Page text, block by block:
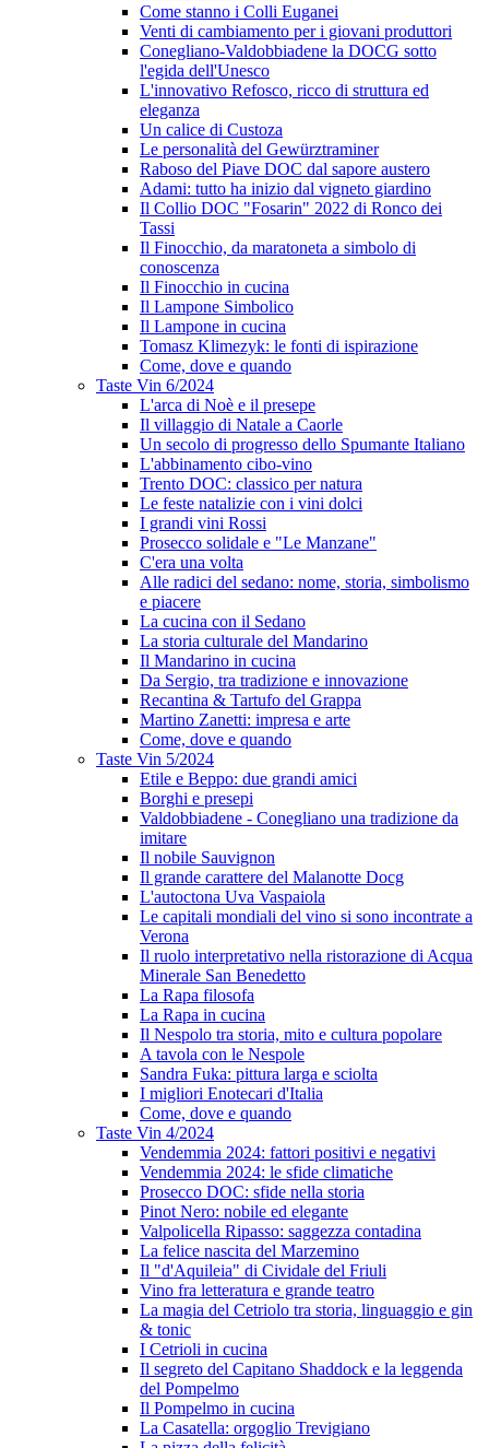
Come stanno i Colli Euganei
Venti di cambiamento per i giovani produttori
Conegliano-Valdobbiadene la DOCG sotto
l'egida dell'Unesco
L'innovativo Refosco, ricco di struttura ed
eleganza
Un calice di Custoza
Le personalità del Gewürztraminer
Raboso del Piave DOC dal sapore austero
Adami: tutto ha inizio dal vigneto giardino
Il Collio DOC "Fosarin" 2022 di Ronco dei
Tassi
Il Finocchio, da maratoneta a simbolo di
conoscenza
Il Finocchio in cucina
Il Lampone Simbolico
Il Lampone in cucina
Tomasz Klimezyk: le fonti di ispirazione
Come, dove e quando
Taste Vin 6/2024
L'arca di Noè e il presepe
Il villaggio di Natale a Caorle
Un secolo di progresso dello Spumante Italiano
L'abbinamento cibo-vino
Trento DOC: classico per natura
Le feste natalizie con i vini dolci
I grandi vini Rossi
Prosecco solidale e "Le Manzane"
C'era una volta
Alle radici del sedano: nome, storia, simbolismo
e piacere
La cucina con il Sedano
La storia culturale del Mandarino
Il Mandarino in cucina
Da Sergio, tra tradizione e innovazione
Recantina & Tartufo del Grappa
Martino Zanetti: impresa e arte
Come, dove e quando
Taste Vin 5/2024
Etile e Beppo: due grandi amici
Borghi e presepi
Valdobbiadene - Conegliano una tradizione da
imitare
Il nobile Sauvignon
Il grande carattere del Malanotte Docg
L'autoctona Uva Vaspaiola
Le capitali mondiali del vino si sono incontrate a
Verona
Il ruolo interpretativo nella ristorazione di Acqua
Minerale San Benedetto
La Rapa filosofa
La Rapa in cucina
Il Nespolo tra storia, mito e cultura popolare
A tavola con le Nespole
Sandra Fuka: pittura larga e sciolta
I migliori Enotecari d'Italia
Come, dove e quando
Taste Vin 4/2024
Vendemmia 2024: fattori positivi e negativi
Vendemmia 2024: le sfide climatiche
Prosecco DOC: sfide nella storia
Pinot Nero: nobile ed elegante
Valpolicella Ripasso: saggezza contadina
La felice nascita del Marzemino
Il "d'Aquileia" di Cividale del Friuli
Vino fra letteratura e grande teatro
La magia del Cetriolo tra storia, linguaggio e gin
& tonic
I Cetrioli in cucina
Il segreto del Capitano Shaddock e la leggenda
del Pompelmo
Il Pompelmo in cucina
La Casatella: orgoglio Trevigiano